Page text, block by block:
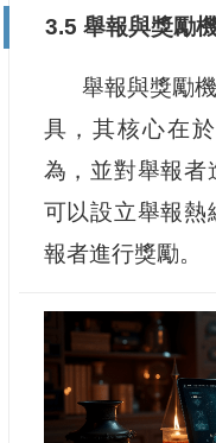
3.5 舉報與獎勵
舉報與獎勵
具，其核心在
為，並對舉報者
可以設立舉報熱
報者進行獎勵。